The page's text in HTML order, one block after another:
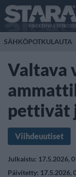
SÄHKÖPOTKULAUTA
Valtava
pettivät
Viihdeuutiset
Julkaistu: 17.5.2026,
Päivitetty: 17.5.2026,